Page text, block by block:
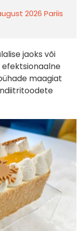
2026 Pariis
jaoks või
efektsionaalne
maagiat